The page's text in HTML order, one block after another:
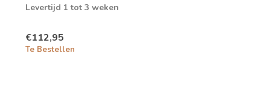
Levertijd 1 tot 3 weken
€112,95
Te Bestellen